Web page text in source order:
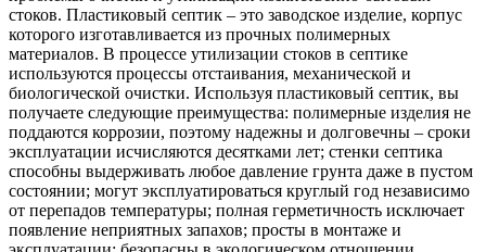
стоков. Пластиковый септик – это заводское изделие, корпус
которого изготавливается из прочных полимерных
материалов. В процессе утилизации стоков в септике
используются процессы отстаивания, механической и
биологической очистки. Используя пластиковый септик, вы
получаете следующие преимущества: полимерные изделия не
поддаются коррозии, поэтому надежны и долговечны – сроки
эксплуатации исчисляются десятками лет; стенки септика
способны выдерживать любое давление грунта даже в пустом
состоянии; могут эксплуатироваться круглый год независимо
от перепадов температуры; полная герметичность исключает
появление неприятных запахов; просты в монтаже и